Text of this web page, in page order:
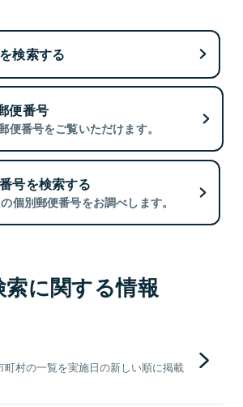
検索する
便番号
便番号をご覧いただけます。
号を検索する
個別郵便番号をお調べします。
に関する情報
村の一覧を実施日の新しい順に掲載